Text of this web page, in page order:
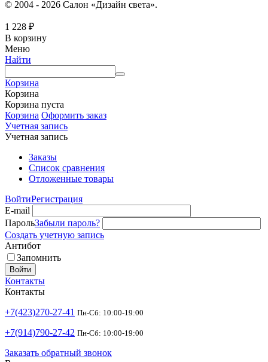
© 2004 - 2026 Салон «Дизайн света».
1 228 ₽
В корзину
Меню
Найти
Корзина
Корзина
Корзина пуста
Корзина Оформить заказ
Учетная запись
Учетная запись
Заказы
Список сравнения
Отложенные товары
ВойтиРегистрация
E-mail
ПарольЗабыли пароль?
Создать учетную запись
Антибот
Запомнить
Войти
Контакты
Контакты
+7(423)270-27-41 Пн-Сб: 10:00-19:00
+7(914)790-27-42 Пн-Сб: 10:00-19:00
Заказать обратный звонок